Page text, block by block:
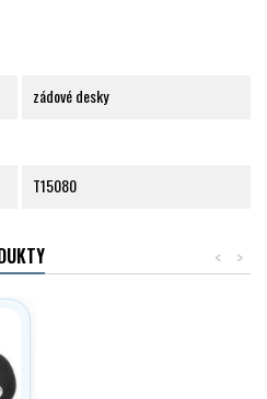
zádové desky
T15080
>
<